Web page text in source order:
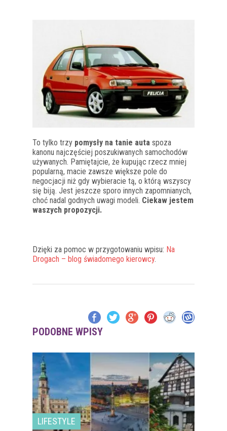
To tylko trzy pomysły na tanie auta spoza
kanonu najczęściej poszukiwanych samochodów
używanych. Pamiętajcie, że kupując rzecz mniej
popularną, macie zawsze większe pole do
negocjacji niż gdy wybieracie tą, o którą wszyscy
się biją. Jest jeszcze sporo innych zapomnianych,
choć nadal godnych uwagi modeli. Ciekaw jestem
waszych propozycji.
Dzięki za pomoc w przygotowaniu wpisu: Na
Drogach – blog świadomego kierowcy.
PODOBNE WPISY
LIFESTYLE